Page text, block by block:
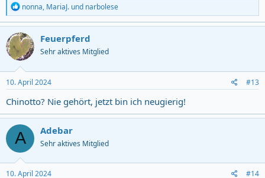
R
e
a
c
t
i
o
n
s
:
nonna, MariaJ. und narbolese
Feuerpferd
Sehr aktives Mitglied
10. April 2024 #13
Chinotto? Nie gehört, jetzt bin ich neugierig!
A Adebar
Sehr aktives Mitglied
10. April 2024 #14